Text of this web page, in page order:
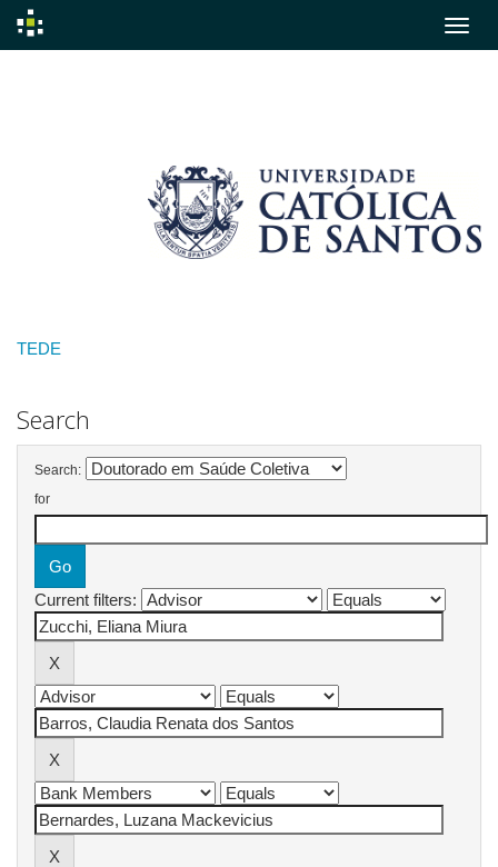
TEDE
Search
Search:
for
Current filters: